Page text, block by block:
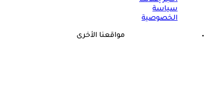
سياسة
الخصوصية
مواقعنا الأخرى